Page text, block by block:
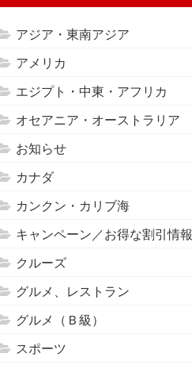
アジア・東南アジア
アメリカ
エジプト・中東・アフリカ
オセアニア・オーストラリア
お知らせ
カナダ
カンクン・カリブ海
キャンペーン／お得な割引情報
クルーズ
グルメ、レストラン
グルメ（Ｂ級）
スポーツ